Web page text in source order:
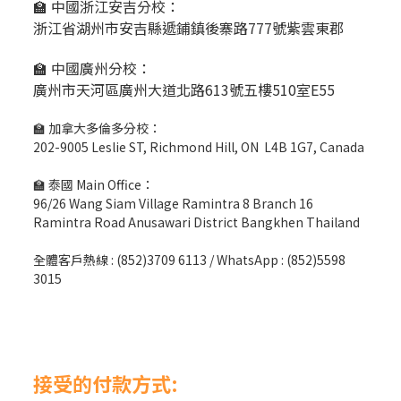
🏫 中國浙江安吉分校：
浙江省湖州市安吉縣遞鋪鎮後寨路777號紫雲東郡
🏫 中國廣州分校：
廣州市天河區廣州大道北路613號五樓510室E55
🏫 加拿大多倫多分校：
202-9005 Leslie ST, Richmond Hill, ON L4B 1G7, Canada
🏫 泰國 Main Office：
96/26 Wang Siam Village Ramintra 8 Branch 16
Ramintra Road Anusawari District Bangkhen Thailand
全體客戶熱線 : (852)3709 6113 / WhatsApp : (852)5598
3015
接受的付款方式: